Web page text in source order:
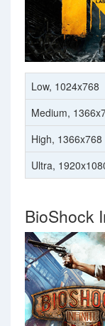
Low, 1024x768
Medium,
High, 1366x768
Ultra,
BioShock